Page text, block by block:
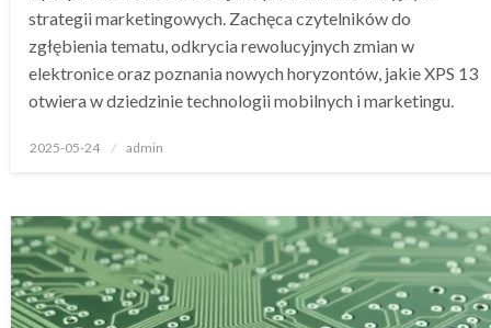
strategii marketingowych. Zachęca czytelników do
zgłębienia tematu, odkrycia rewolucyjnych zmian w
elektronice oraz poznania nowych horyzontów, jakie XPS 13
otwiera w dziedzinie technologii mobilnych i marketingu.
Opublikowane
2025-05-24 admin